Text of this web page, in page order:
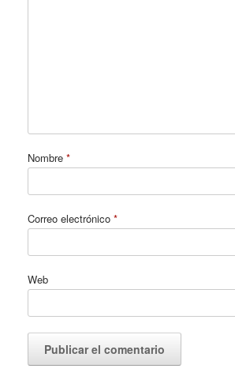
Nombre *
Correo electrónico *
Web